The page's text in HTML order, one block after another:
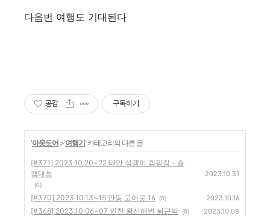
다음번 여행도 기대된다
공감 구독하기
'아웃도어 > 여행기' 카테고리의 다른 글
[#371] 2023.10.20~22 태안 석갱이 캠핑장 - 솔
캠대첩
(0)
2023.10.31
[#370] 2023.10.13~15 안동 고아웃 16 (0) 2023.10.16
[#368] 2023.10.06~07 인천 왕산해변 퇴근박 (0) 2023.10.08